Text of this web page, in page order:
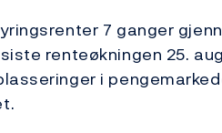
7 ganger
renteøkningen 25.
i